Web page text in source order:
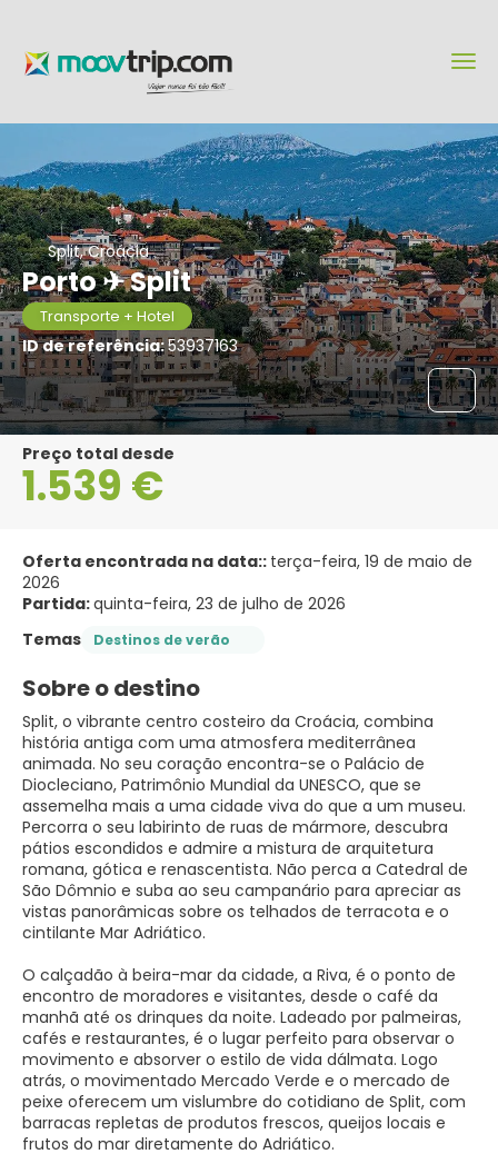
Split, Croácia
Porto ✈ Split
Transporte + Hotel
ID de referência:53937163
Preço total desde
1.539 €
Oferta encontrada na data:: terça-feira, 19 de maio de
2026
Partida:quinta-feira, 23 de julho de 2026
Temas
Destinos de verão
Sobre o destino
Split, o vibrante centro costeiro da Croácia, combina
história antiga com uma atmosfera mediterrânea
animada. No seu coração encontra-se o Palácio de
Diocleciano, Patrimônio Mundial da UNESCO, que se
assemelha mais a uma cidade viva do que a um museu.
Percorra o seu labirinto de ruas de mármore, descubra
pátios escondidos e admire a mistura de arquitetura
romana, gótica e renascentista. Não perca a Catedral de
São Dômnio e suba ao seu campanário para apreciar as
vistas panorâmicas sobre os telhados de terracota e o
cintilante Mar Adriático.
O calçadão à beira-mar da cidade, a Riva, é o ponto de
encontro de moradores e visitantes, desde o café da
manhã até os drinques da noite. Ladeado por palmeiras,
cafés e restaurantes, é o lugar perfeito para observar o
movimento e absorver o estilo de vida dálmata. Logo
atrás, o movimentado Mercado Verde e o mercado de
peixe oferecem um vislumbre do cotidiano de Split, com
barracas repletas de produtos frescos, queijos locais e
frutos do mar diretamente do Adriático.